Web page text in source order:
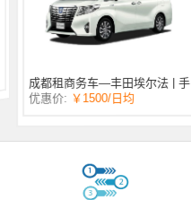
成都租商务车—丰田埃尔法 | 手
自一体 |
优惠价: ￥1500/日均